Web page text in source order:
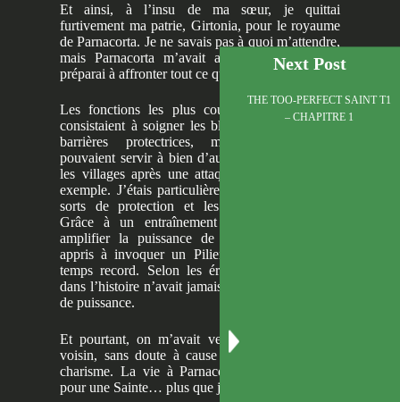
Et ainsi, à l’insu de ma sœur, je quittai
furtivement ma patrie, Girtonia, pour le royaume
de Parnacorta. Je ne savais pas à quoi m’attendre,
mais Parnacorta m’avait achetée, alors je me
préparai à affronter tout ce qui m’attendait.
Les fonctions les plus courantes d’une Sainte
consistaient à soigner les blessés et à ériger des
barrières protectrices, mais nos pouvoirs
pouvaient servir à bien d’autres choses : purifier
les villages après une attaque de monstres, par
exemple. J’étais particulièrement douée pour les
sorts de protection et les rituels d’exclusion.
Grâce à un entraînement rigoureux visant à
amplifier la puissance de mes prières, j’avais
appris à invoquer un Pilier de Lumière en un
temps record. Selon les érudits, aucune Sainte
dans l’histoire n’avait jamais atteint un tel niveau
de puissance.
Et pourtant, on m’avait vendue à un royaume
voisin, sans doute à cause de mon absence de
charisme. La vie à Parnacorta devait être rude
pour une Sainte… plus que jamais.
Next Post
THE TOO-PERFECT SAINT T1
– CHAPITRE 1